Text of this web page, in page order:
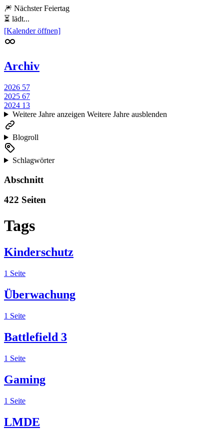
🎆 Nächster Feiertag
⏳ lädt...
[Kalender öffnen]
Archiv
2026 57
2025 67
2024 13
Weitere Jahre anzeigen Weitere Jahre ausblenden
Blogroll
Schlagwörter
Abschnitt
422 Seiten
Tags
Kinderschutz
1 Seite
Überwachung
1 Seite
Battlefield 3
1 Seite
Gaming
1 Seite
LMDE